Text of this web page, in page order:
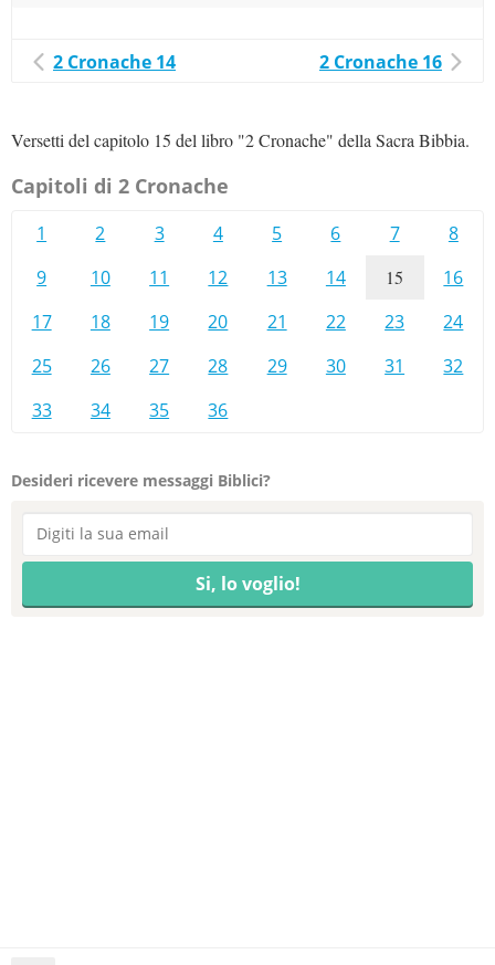
2 Cronache 14 2 Cronache 16
Versetti del capitolo 15 del libro "2 Cronache" della Sacra Bibbia.
Capitoli di 2 Cronache
1 2 3 4 5 6 7
8
9
10 11 12 13 14 15
16
17
18 19 20 21 22 23
24
25
26 27 28 29 30 31
32
33
34 35 36
Desideri ricevere messaggi Biblici?